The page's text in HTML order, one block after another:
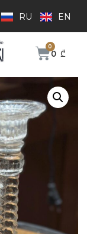
RU EN
0 ₾